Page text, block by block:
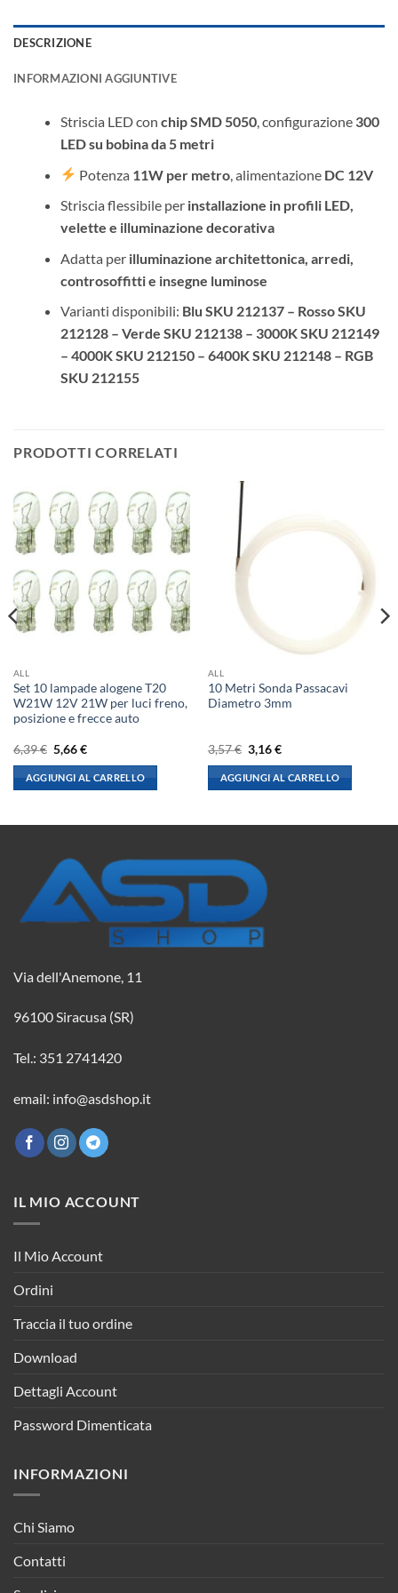
DESCRIZIONE
INFORMAZIONI AGGIUNTIVE
Striscia LED con chip SMD 5050, configurazione 300
LED su bobina da 5 metri
Potenza 11W per metro , alimentazione DC 12V
Striscia flessibile per installazione in profili LED,
velette e illuminazione decorativa
Adatta per illuminazione architettonica, arredi,
controsoffitti e insegne luminose
Varianti disponibili: Blu SKU 212137 – Rosso SKU
212128 – Verde SKU 212138 – 3000K SKU 212149
– 4000K SKU 212150 – 6400K SKU 212148 – RGB
SKU 212155
PRODOTTI CORRELATI
ALL
Set 10 lampade alogene T20
W21W 12V 21W per luci freno,
posizione e frecce auto
6,39€ Il
prezzo
originale
era:
6,39 €.
5,66€Il
attuale
è:
5,66 €.
AGGIUNGI AL CARRELLO
ALL
10 Metri Sonda Passacavi
Diametro 3mm
3,57€ Il
prezzo
originale
era:
3,57 €.
3,16€Il
attuale
è:
3,16 €.
AGGIUNGI AL CARRELLO
Via dell'Anemone, 11
96100 Siracusa (SR)
Tel.: 351 2741420
email: info@asdshop.it
IL MIO ACCOUNT
Il Mio Account
Ordini
Traccia il tuo ordine
Download
Dettagli Account
Password Dimenticata
INFORMAZIONI
Chi Siamo
Contatti